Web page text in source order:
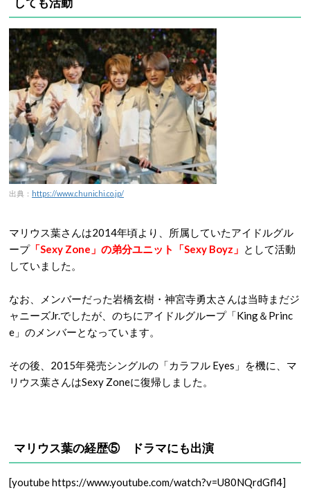
出典： https://www.chunichi.co.jp/
マリウス葉さんは2014年頃より、所属していたアイドルグル
ープ「Sexy Zone」の弟分ユニット「Sexy Boyz」 として活動
していました。
なお、メンバーだった岩橋玄樹・神宮寺勇太さんは当時まだジ
ャニーズJr.でしたが、のちにアイドルグループ「King＆Princ
e」のメンバーとなっています。
その後、2015年発売シングルの「カラフル Eyes」を機に、マ
リウス葉さんはSexy Zoneに復帰しました。
マリウス葉の経歴⑤ ドラマにも出演
[youtube https://www.youtube.com/watch?v=U80NQrdGfl4]